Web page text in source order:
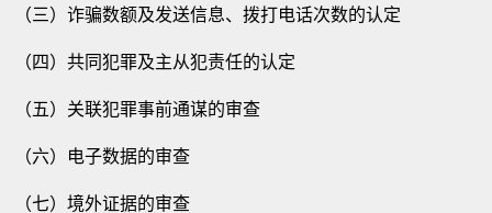
（三）诈骗数额及发送信息、拨打电话次数的认定
（四）共同犯罪及主从犯责任的认定
（五）关联犯罪事前通谋的审查
（六）电子数据的审查
（七）境外证据的审查